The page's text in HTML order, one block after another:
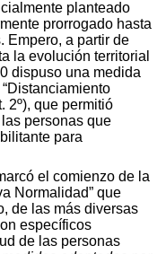
planteado
prorrogado hasta
Empero, a partir de
la evolución territorial
dispuso una medida
2º), que permitió
personas que
para
el comienzo de la
Normalidad” que
de las más diversas
específicos
de las personas